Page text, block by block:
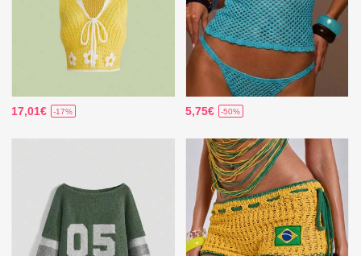
17,01€ -17% 5,75€ -50%